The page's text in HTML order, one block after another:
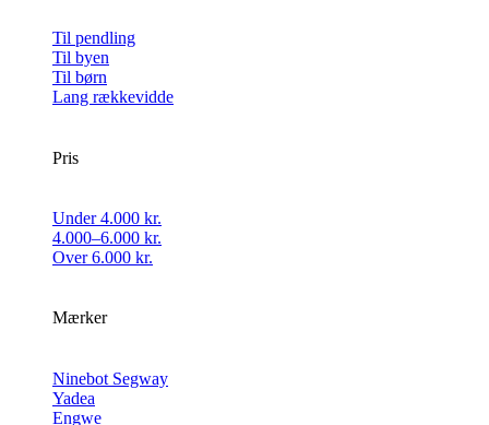
Til pendling
Til byen
Til børn
Lang rækkevidde
Pris
Under 4.000 kr.
4.000–6.000 kr.
Over 6.000 kr.
Mærker
Ninebot Segway
Yadea
Engwe